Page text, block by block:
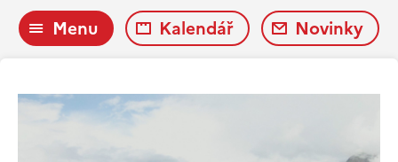
Menu Kalendář Novinky